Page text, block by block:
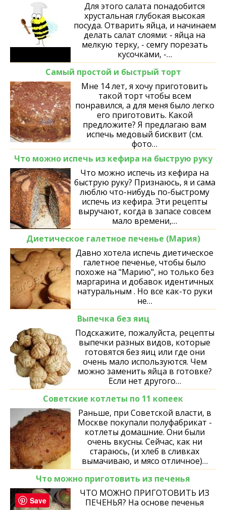
Для этого салата понадобится
хрустальная глубокая высокая
посуда. Отварить яйца, и начинаем
делать салат слоями: - яйца на
мелкую терку, - семгу порезать
кусочками, -…
Самый простой и быстрый торт
Мне 14 лет, я хочу приготовить
такой торт чтобы всем
понравился, а для меня было легко
его приготовить. Какой
предложите? Я предлагаю вам
испечь медовый бисквит (см.
фото…
Что можно испечь из кефира на быструю руку
Что можно испечь из кефира на
быструю руку? Признаюсь, я и сама
люблю что-нибудь по-быстрому
испечь из кефира. Эти рецепты
выручают, когда в запасе совсем
мало времени,…
Диетическое галетное печенье (Мария)
Давно хотела испечь диетическое
галетное печенье, чтобы было
похоже на "Марию", но только без
маргарина и добавок идентичных
натуральным . Но все как-то руки
не…
Выпечка без яиц
Подскажите, пожалуйста, рецепты
выпечки разных видов, которые
готовятся без яиц или где они
очень мало используются. Чем
можно заменить яйца в готовке?
Если нет другого…
Советские котлеты по 11 копеек
Раньше, при Советской власти, в
Москве покупали полуфабрикат -
котлеты домашние. Они были
очень вкусны. Сейчас, как ни
стараюсь, (и хлеб в сливках
вымачиваю, и мясо отличное)…
Что можно приготовить из печенья
ЧТО МОЖНО ПРИГОТОВИТЬ ИЗ
ПЕЧЕНЬЯ? На основе печенья
Save